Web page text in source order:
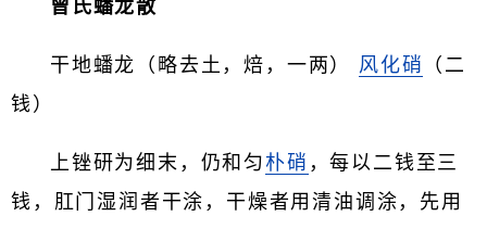
曾氏蟠龙散
干地蟠龙（略去土，焙，一两） 风化硝
（二
钱）
上锉研为细末，仍和匀 朴硝 ，每以二钱至三
钱，肛门湿润者干涂，干燥者用清油调涂，先用